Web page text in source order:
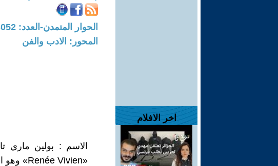
اخر الافلام
الحوار المتمدن-العدد: 8052 - 2024 / 7 / 28 - 16:37
المحور: الادب والفن
«Renée Vivien» وهو الاسم الذي وقعت به على معظم أعمالها.